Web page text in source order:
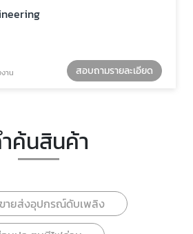
าน สอบถามรายละเอียด
ค้นสินค้า
ายส่งอุปกรณ์ดับเพลิง